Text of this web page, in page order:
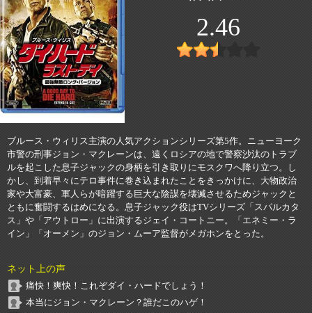
2.46
ブルース・ウィリス主演の人気アクションシリーズ第5作。ニューヨーク
市警の刑事ジョン・マクレーンは、遠くロシアの地で警察沙汰のトラブ
ルを起こした息子ジャックの身柄を引き取りにモスクワへ降り立つ。し
かし、到着早々にテロ事件に巻き込まれたことをきっかけに、大物政治
家や大富豪、軍人らが暗躍する巨大な陰謀を壊滅させるためジャックと
ともに奮闘するはめになる。息子ジャック役はTVシリーズ「スパルカタ
ス」や「アウトロー」に出演するジェイ・コートニー。「エネミー・ラ
イン」「オーメン」のジョン・ムーア監督がメガホンをとった。
ネット上の声
痛快！爽快！これぞダイ・ハードでしょう！
本当にジョン・マクレーン？誰だこのハゲ！